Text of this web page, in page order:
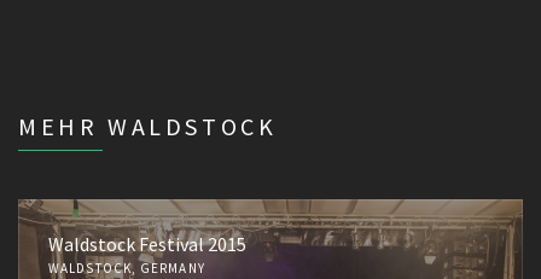
MEHR WALDSTOCK
Waldstock Festival 2015
WALDSTOCK, GERMANY